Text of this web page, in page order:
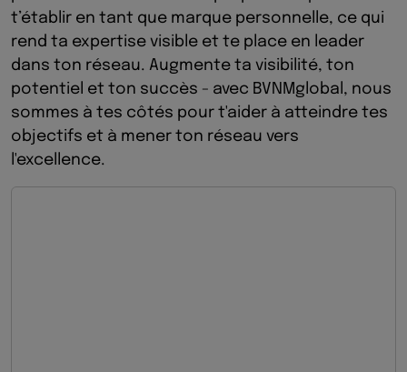
t’établir en tant que marque personnelle, ce qui
rend ta expertise visible et te place en leader
dans ton réseau. Augmente ta visibilité, ton
potentiel et ton succès - avec BVNMglobal, nous
sommes à tes côtés pour t'aider à atteindre tes
objectifs et à mener ton réseau vers
l'excellence.